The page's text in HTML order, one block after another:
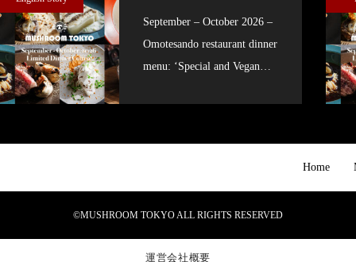
September – October 2026 –
Omotesando restaurant dinner
menu: ‘Special and Vegan
Home
©MUSHROOM TOKYO ALL RIGHTS RESERVED
運営会社概要